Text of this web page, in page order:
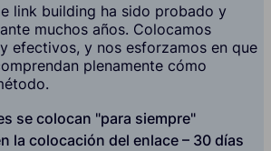
link building ha sido probado y
muchos años. Colocamos
efectivos, y nos esforzamos en que
plenamente cómo
se colocan "para siempre"
la colocación del enlace – 30 días